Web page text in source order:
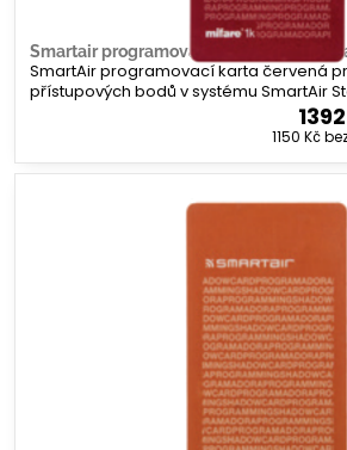
Smartair programovací karta červená
SmartAir programovací karta červená
přístupových bodů v systému SmartAir
1150 Kč